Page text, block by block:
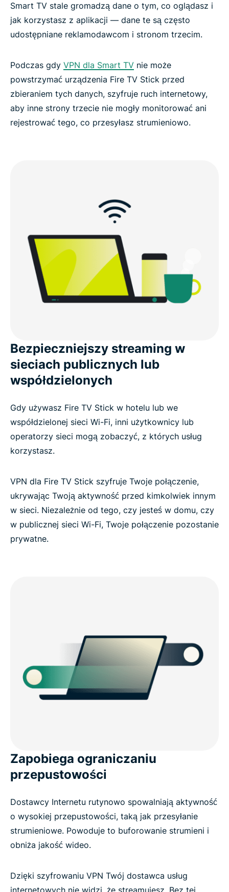
Streamuj bez obaw za pomocą ExpressVPN
Smart TV stale gromadzą dane o tym, co oglądasz i
jak korzystasz z aplikacji — dane te są często
udostępniane reklamodawcom i stronom trzecim.
Podczas gdy VPN dla Smart TV nie może
powstrzymać urządzenia Fire TV Stick przed
zbieraniem tych danych, szyfruje ruch internetowy,
aby inne strony trzecie nie mogły monitorować ani
rejestrować tego, co przesyłasz strumieniowo.
Bezpieczniejszy streaming w
sieciach publicznych lub
współdzielonych
Gdy używasz Fire TV Stick w hotelu lub we
współdzielonej sieci Wi-Fi, inni użytkownicy lub
operatorzy sieci mogą zobaczyć, z których usług
korzystasz.
VPN dla Fire TV Stick szyfruje Twoje połączenie,
ukrywając Twoją aktywność przed kimkolwiek innym
w sieci. Niezależnie od tego, czy jesteś w domu, czy
w publicznej sieci Wi-Fi, Twoje połączenie pozostanie
prywatne.
Zapobiega ograniczaniu
przepustowości
Dostawcy Internetu rutynowo spowalniają aktywność
o wysokiej przepustowości, taką jak przesyłanie
strumieniowe. Powoduje to buforowanie strumieni i
obniża jakość wideo.
Dzięki szyfrowaniu VPN Twój dostawca usług
internetowych nie widzi, że streamujesz. Bez tej